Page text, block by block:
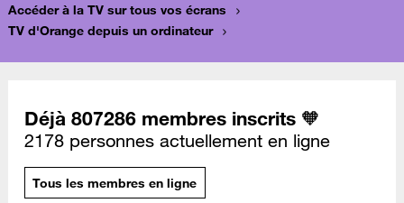
Accéder à la TV sur tous vos écrans
TV d'Orange depuis un ordinateur
Déjà 807286 membres inscrits 🧡
2178 personnes actuellement en ligne
Tous les membres en ligne